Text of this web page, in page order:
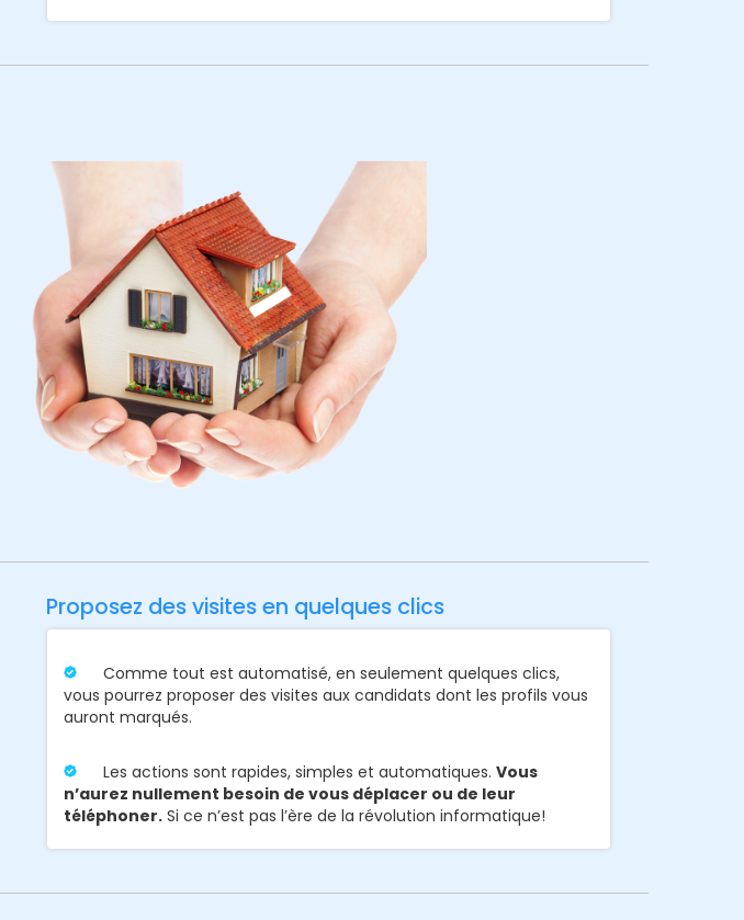
Proposez des visites en quelques clics
Comme tout est automatisé, en seulement quelques clics,
vous pourrez proposer des visites aux candidats dont les profils vous
auront marqués.
Les actions sont rapides, simples et automatiques. Vous
n’aurez nullement besoin de vous déplacer ou de leur
téléphoner. Si ce n’est pas l’ère de la révolution informatique!